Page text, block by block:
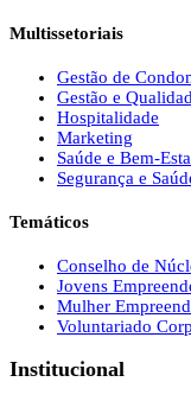
Multissetoriais
Gestão de
Gestão e
Hospitalidade
Marketing
Saúde e Bem-
Segurança e
Temáticos
Conselho de
Jovens
Mulher
Voluntariado
Institucional